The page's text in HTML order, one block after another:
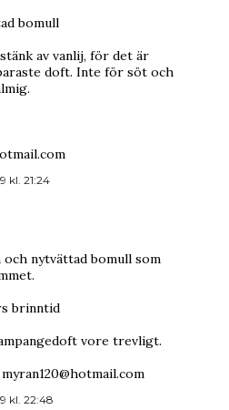
bomull
av vanlij, för det är
doft. Inte för söt och
kl. 21:24
och nytvättad bomull som
brinntid
vore trevligt.
kl. 22:48